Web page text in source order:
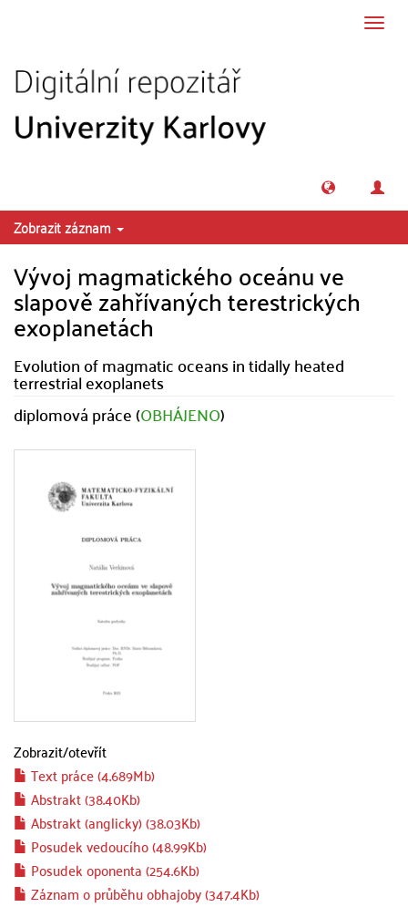
Zobrazit záznam
Vývoj magmatického oceánu ve
slapově zahřívaných terestrických
exoplanetách
Evolution of magmatic oceans in tidally heated
terrestrial exoplanets
diplomová práce (OBHÁJENO)
Zobrazit/otevřít
Text práce (4.689Mb)
Abstrakt (38.40Kb)
Abstrakt (anglicky) (38.03Kb)
Posudek vedoucího (48.99Kb)
Posudek oponenta (254.6Kb)
Záznam o průběhu obhajoby (347.4Kb)